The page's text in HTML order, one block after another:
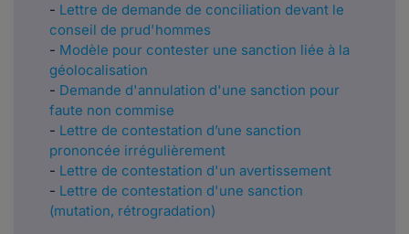
- Lettre de demande de conciliation devant le
conseil de prud'hommes
- Modèle pour contester une sanction liée à la
géolocalisation
- Demande d'annulation d'une sanction pour
faute non commise
- Lettre de contestation d’une sanction
prononcée irrégulièrement
- Lettre de contestation d'un avertissement
- Lettre de contestation d'une sanction
(mutation, rétrogradation)